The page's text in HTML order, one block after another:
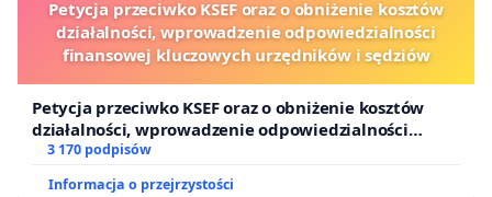
Petycja przeciwko KSEF oraz o obniżenie kosztów
działalności, wprowadzenie odpowiedzialności
finansowej kluczowych urzędników i sędziów
Petycja przeciwko KSEF oraz o obniżenie kosztów
działalności, wprowadzenie odpowiedzialności
finansowej kluczowych urzędników i sędziów
3 170 podpisów
Informacja o przejrzystości